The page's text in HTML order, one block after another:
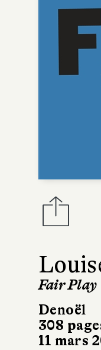
Fair Play
Denoël
308
11 mars